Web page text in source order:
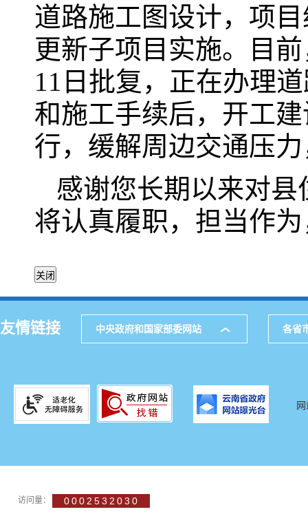
道路施工图设计，项
更新子项目实施。目
11日批复，正在办理
和施工手续后，开工
行，缓解周边交通压
感谢您长期以来对
将认真履职，担当作
友情链接 中央政府和国家部委网站 各省
访问量： 0002532030